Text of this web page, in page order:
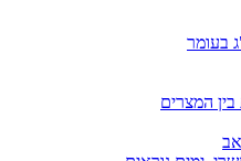
בעומר
המצרים